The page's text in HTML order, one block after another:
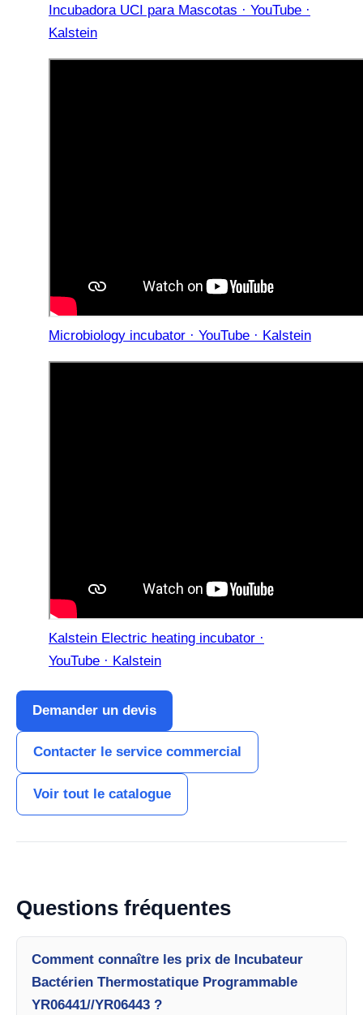
Incubadora UCI para Mascotas · YouTube ·
Kalstein
Microbiology incubator · YouTube · Kalstein
Kalstein Electric heating incubator ·
YouTube · Kalstein
Demander un devis
Contacter le service commercial
Voir tout le catalogue
Questions fréquentes
Comment connaître les prix de Incubateur
Bactérien Thermostatique Programmable
YR06441//YR06443 ?